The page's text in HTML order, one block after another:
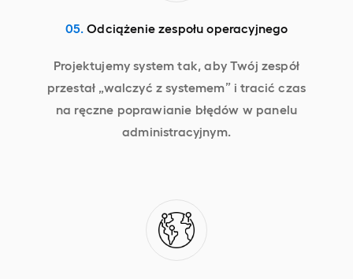
05. Odciążenie zespołu operacyjnego
Projektujemy system tak, aby Twój zespół
przestał „walczyć z systemem” i tracić czas
na ręczne poprawianie błędów w panelu
administracyjnym.